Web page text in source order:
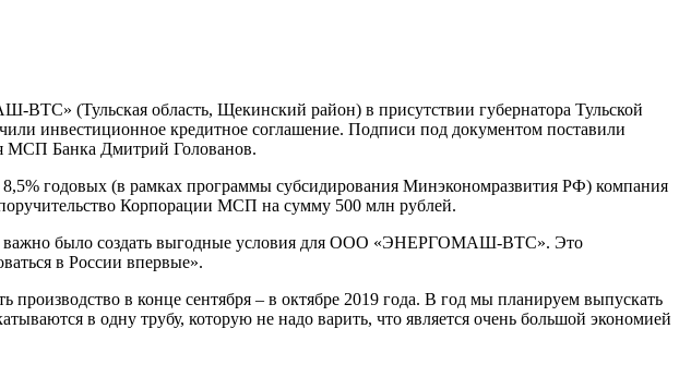
(Тульская область, Щекинский район) в присутствии губернатора Тульской
инвестиционное кредитное соглашение. Подписи под документом поставили
МСП Банка Дмитрий Голованов.
годовых (в рамках программы субсидирования Минэкономразвития РФ) компания
Корпорации МСП на сумму 500 млн рублей.
важно было создать выгодные условия для ООО «ЭНЕРГОМАШ-ВТС». Это
в России впервые».
в конце сентября – в октябре 2019 года. В год мы планируем выпускать
в одну трубу, которую не надо варить, что является очень большой экономией